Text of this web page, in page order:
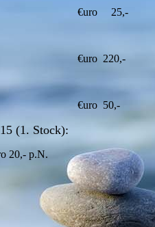
€uro 25,-
€uro 220,-
€uro 50,-
(1. Stock):
20,- p.N.